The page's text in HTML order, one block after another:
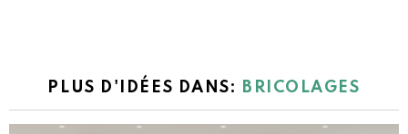
PLUS D'IDÉES DANS: BRICOLAGES